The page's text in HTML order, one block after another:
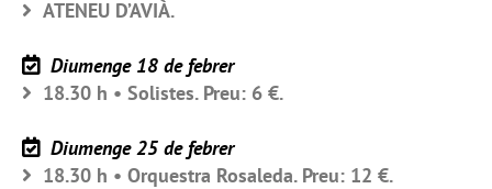
ATENEU D’AVIÀ.
Diumenge 18 de febrer
18.30 h • Solistes. Preu: 6 €.
Diumenge 25 de febrer
18.30 h • Orquestra Rosaleda. Preu: 12 €.